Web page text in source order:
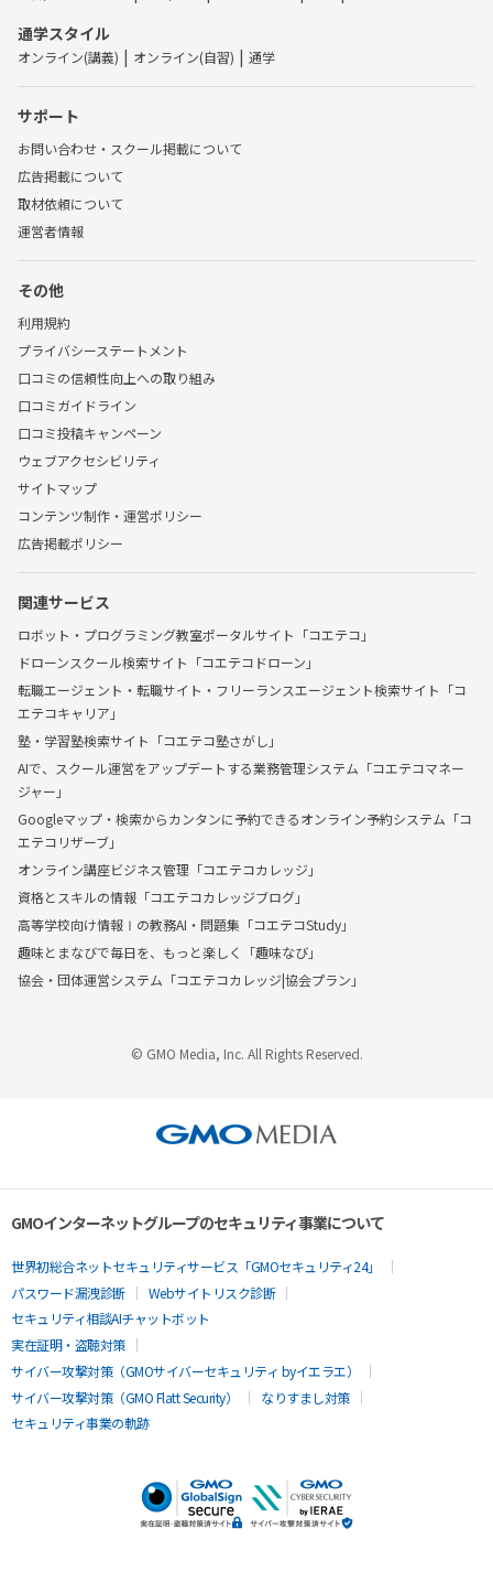
通学スタイル
オンライン(講義) オンライン(自習) 通学
サポート
お問い合わせ・スクール掲載について
広告掲載について
取材依頼について
運営者情報
その他
利用規約
プライバシーステートメント
口コミの信頼性向上への取り組み
口コミガイドライン
口コミ投稿キャンペーン
ウェブアクセシビリティ
サイトマップ
コンテンツ制作・運営ポリシー
広告掲載ポリシー
関連サービス
ロボット・プログラミング教室ポータルサイト「コエテコ」
ドローンスクール検索サイト「コエテコドローン」
転職エージェント・転職サイト・フリーランスエージェント検索サイト「コ
エテコキャリア」
塾・学習塾検索サイト「コエテコ塾さがし」
AIで、スクール運営をアップデートする業務管理システム「コエテコマネー
ジャー」
Googleマップ・検索からカンタンに予約できるオンライン予約システム「コ
エテコリザーブ」
オンライン講座ビジネス管理「コエテコカレッジ」
資格とスキルの情報「コエテコカレッジブログ」
高等学校向け情報Ⅰの教務AI・問題集「コエテコStudy」
趣味とまなびで毎日を、もっと楽しく「趣味なび」
協会・団体運営システム「コエテコカレッジ|協会プラン」
© GMO Media, Inc. All Rights Reserved.
GMOインターネットグループのセキュリティ事業について
世界初総合ネットセキュリティサービス「GMOセキュリティ24」
パスワード漏洩診断
Webサイトリスク診断
セキュリティ相談AIチャットボット
実在証明・盗聴対策
サイバー攻撃対策（GMOサイバーセキュリティ byイエラエ）
サイバー攻撃対策（GMO Flatt Security）
なりすまし対策
セキュリティ事業の軌跡